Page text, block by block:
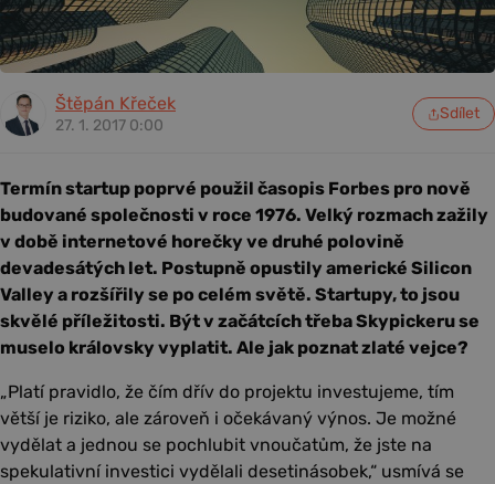
Štěpán Křeček
27. 1. 2017 0:00
Sdílet
Termín startup poprvé použil časopis Forbes pro nově
budované společnosti v roce 1976. Velký rozmach zažily
v době internetové horečky ve druhé polovině
devadesátých let. Postupně opustily americké Silicon
Valley a rozšířily se po celém světě. Startupy, to jsou
skvělé příležitosti. Být v začátcích třeba Skypickeru se
muselo královsky vyplatit. Ale jak poznat zlaté vejce?
„Platí pravidlo, že čím dřív do projektu investujeme, tím
větší je riziko, ale zároveň i očekávaný výnos. Je možné
vydělat a jednou se pochlubit vnoučatům, že jste na
spekulativní investici vydělali desetinásobek,“ usmívá se